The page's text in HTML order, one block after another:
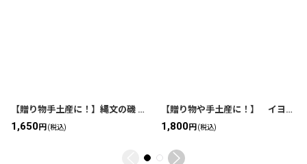
【贈り物手土産に！】縄文の磯 辛カラセット（ハ）【プチ贅沢に！】
1,650円 (税込)
【贈り物や手土産に！】 イヨさんのおすすめセット（ロ） 【プチ贅沢に！】
1,800円 (税込)